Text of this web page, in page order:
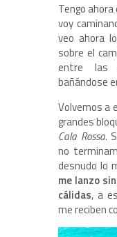
Tengo
voy
veo ahora
sobre el
entre las
bañándose
Volvemos a
grandes
Cala Rossa.
no
desnudo lo
me lanzo
cálidas, a
me reciben